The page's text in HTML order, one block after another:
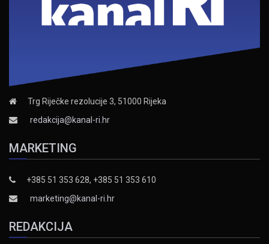
Trg Riječke rezolucije 3, 51000 Rijeka
redakcija@kanal-ri.hr
MARKETING
+385 51 353 628, +385 51 353 610
marketing@kanal-ri.hr
REDAKCIJA